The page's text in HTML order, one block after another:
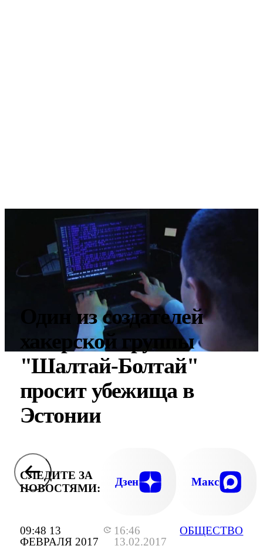
09:48 13
ФЕВРАЛЯ 2017
16:46
13.02.2017
ОБЩЕСТВО
Один из создателей
хакерской группы
"Шалтай-Болтай"
просит убежища в
Эстонии
СЛЕДИТЕ ЗА
НОВОСТЯМИ:
Дзен Макс